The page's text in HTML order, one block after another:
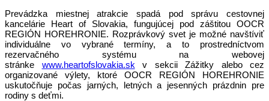
Prevádzka miestnej atrakcie spadá pod správu cestovnej
kancelárie Heart of Slovakia, fungujúcej pod záštitou OOCR
REGIÓN HOREHRONIE. Rozprávkový svet je možné navštíviť
individuálne vo vybrané termíny, a to prostredníctvom
rezervačného systému na webovej
stránke www.heartofslovakia.sk v sekcii Zážitky alebo cez
organizované výlety, ktoré OOCR REGIÓN HOREHRONIE
uskutočňuje počas jarných, letných a jesenných prázdnin pre
rodiny s deťmi.